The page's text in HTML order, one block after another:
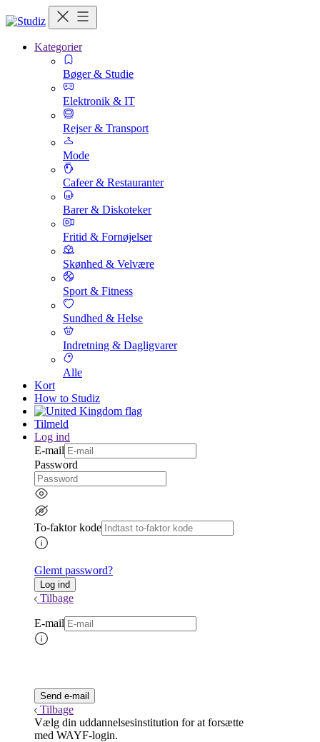
Kategorier
Bøger & Studie
Elektronik & IT
Rejser & Transport
Mode
Cafeer & Restauranter
Barer & Diskoteker
Fritid & Fornøjelser
Skønhed & Velvære
Sport & Fitness
Sundhed & Helse
Indretning & Dagligvarer
Alle
Kort
How to Studiz
Tilmeld
Log ind
E-mail
Password
To-faktor kode
Glemt password?
Tilbage
E-mail
Tilbage
Vælg din uddannelsesinstitution for at forsætte
med WAYF-login.